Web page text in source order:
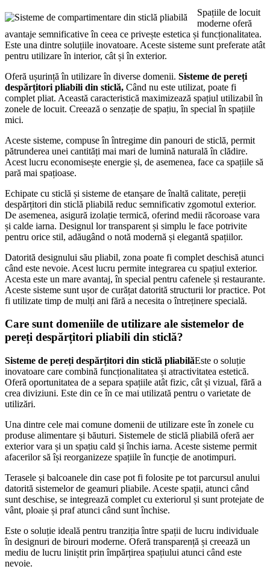
Spațiile de locuit
moderne oferă
avantaje semnificative în ceea ce privește estetica și funcționalitatea.
Este una dintre soluțiile inovatoare. Aceste sisteme sunt preferate atât
pentru utilizare în interior, cât și în exterior.
Oferă ușurință în utilizare în diverse domenii. Sisteme de pereți
despărțitori pliabili din sticlă, Când nu este utilizat, poate fi
complet pliat. Această caracteristică maximizează spațiul utilizabil în
zonele de locuit. Creează o senzație de spațiu, în special în spațiile
mici.
Aceste sisteme, compuse în întregime din panouri de sticlă, permit
pătrunderea unei cantități mai mari de lumină naturală în clădire.
Acest lucru economisește energie și, de asemenea, face ca spațiile să
pară mai spațioase.
Echipate cu sticlă și sisteme de etanșare de înaltă calitate, pereții
despărțitori din sticlă pliabilă reduc semnificativ zgomotul exterior.
De asemenea, asigură izolație termică, oferind medii răcoroase vara
și calde iarna. Designul lor transparent și simplu le face potrivite
pentru orice stil, adăugând o notă modernă și elegantă spațiilor.
Datorită designului său pliabil, zona poate fi complet deschisă atunci
când este nevoie. Acest lucru permite integrarea cu spațiul exterior.
Acesta este un mare avantaj, în special pentru cafenele și restaurante.
Aceste sisteme sunt ușor de curățat datorită structurii lor practice. Pot
fi utilizate timp de mulți ani fără a necesita o întreținere specială.
Care sunt domeniile de utilizare ale sistemelor de
pereți despărțitori pliabili din sticlă?
Sisteme de pereți despărțitori din sticlă pliabilăEste o soluție
inovatoare care combină funcționalitatea și atractivitatea estetică.
Oferă oportunitatea de a separa spațiile atât fizic, cât și vizual, fără a
crea diviziuni. Este din ce în ce mai utilizată pentru o varietate de
utilizări.
Una dintre cele mai comune domenii de utilizare este în zonele cu
produse alimentare și băuturi. Sistemele de sticlă pliabilă oferă aer
exterior vara și un spațiu cald și închis iarna. Aceste sisteme permit
afacerilor să își reorganizeze spațiile în funcție de anotimpuri.
Terasele și balcoanele din case pot fi folosite pe tot parcursul anului
datorită sistemelor de geamuri pliabile. Aceste spații, atunci când
sunt deschise, se integrează complet cu exteriorul și sunt protejate de
vânt, ploaie și praf atunci când sunt închise.
Este o soluție ideală pentru tranziția între spații de lucru individuale
în designuri de birouri moderne. Oferă transparență și creează un
mediu de lucru liniștit prin împărțirea spațiului atunci când este
nevoie.